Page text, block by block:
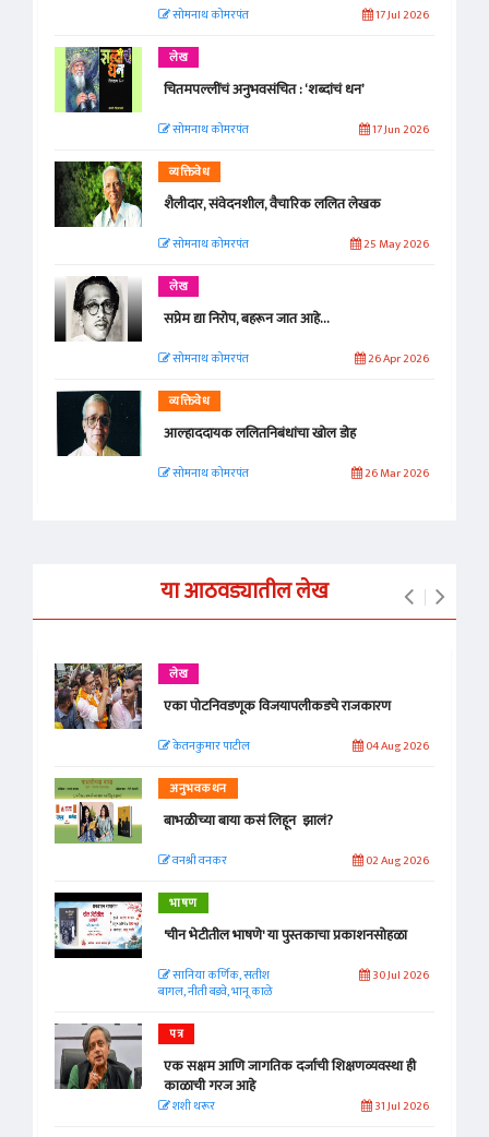
सोमनाथ कोमरपंत 17 Jul 2026
लेख
चितमपल्लींचं अनुभवसंचित : ‘शब्दांचं धन’
सोमनाथ कोमरपंत 17 Jun 2026
व्यक्तिवेध
शैलीदार, संवेदनशील, वैचारिक ललित लेखक
सोमनाथ कोमरपंत 25 May 2026
लेख
सप्रेम द्या निरोप, बहरून जात आहे...
सोमनाथ कोमरपंत 26 Apr 2026
व्यक्तिवेध
आल्हाददायक ललितनिबंधांचा खोल डोह
सोमनाथ कोमरपंत 26 Mar 2026
या आठवड्यातील लेख
लेख
एका पोटनिवडणूक विजयापलीकडचे राजकारण
केतनकुमार पाटील 04 Aug 2026
अनुभवकथन
बाभळीच्या बाया कसं लिहून झालं?
वनश्री वनकर 02 Aug 2026
भाषण
'चीन भेटीतील भाषणे' या पुस्तकाचा प्रकाशनसोहळा
सानिया कर्णिक, सतीश
बागल, नीती बडवे, भानू काळे
30 Jul 2026
पत्र
एक सक्षम आणि जागतिक दर्जाची शिक्षणव्यवस्था ही
काळाची गरज आहे
शशी थरूर 31 Jul 2026